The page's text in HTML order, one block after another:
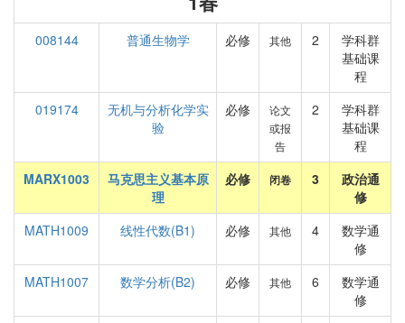
008144 普通生物学 必修 其他 2
学科群
基础课
程
019174
无机与分析化学实
验
必修
论文
或报
告
2
学科群
基础课
程
MARX1003
马克思主义基本原
理
必修 闭卷 3
政治通
修
MATH1009
线性代数(B1) 必修 其他 4
数学通
修
MATH1007
数学分析(B2) 必修 其他 6
数学通
修